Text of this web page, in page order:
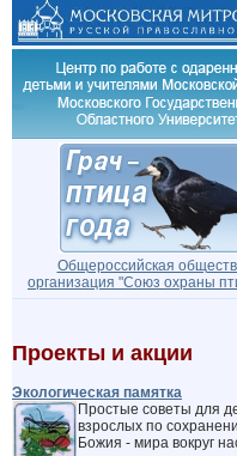
Общероссийская
организация "Cоюз охраны
Проекты и акции
Экологическая памятка
Простые советы для
взрослых по
Божия - мира вокруг